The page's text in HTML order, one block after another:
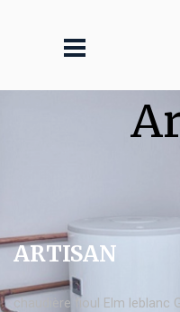
ARTISAN
chaudière fioul Elm leblanc